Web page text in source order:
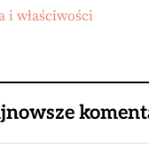
i właściwości